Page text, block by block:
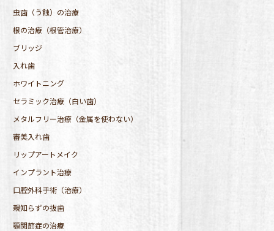
虫歯（う蝕）の治療
根の治療（根管治療）
ブリッジ
入れ歯
ホワイトニング
セラミック治療（白い歯）
メタルフリー治療（金属を使わない）
審美入れ歯
リップアートメイク
インプラント治療
口腔外科手術（治療）
親知らずの抜歯
顎関節症の治療